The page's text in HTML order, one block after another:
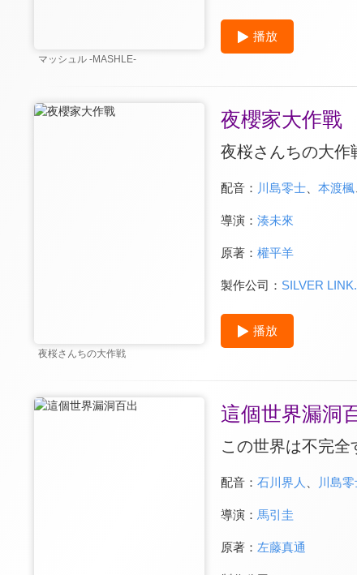
マッシュル -MASHLE-
播放
夜桜さんちの大作戦
夜櫻家大作戰
夜桜さんちの大作
配音： 川島零士、 本渡楓
導演： 湊未來
原著： 權平羊
製作公司： SILVER LINK.
播放
這個世界漏洞
この世界は不完全
配音： 石川界人 川島
導演： 馬引圭
原著： 左藤真通